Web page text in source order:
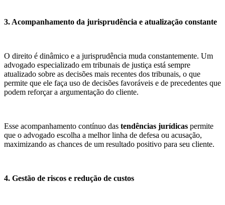
3. Acompanhamento da jurisprudência e atualização constante
O direito é dinâmico e a jurisprudência muda constantemente. Um
advogado especializado em tribunais de justiça está sempre
atualizado sobre as decisões mais recentes dos tribunais, o que
permite que ele faça uso de decisões favoráveis e de precedentes que
podem reforçar a argumentação do cliente.
Esse acompanhamento contínuo das tendências jurídicas permite
que o advogado escolha a melhor linha de defesa ou acusação,
maximizando as chances de um resultado positivo para seu cliente.
4. Gestão de riscos e redução de custos